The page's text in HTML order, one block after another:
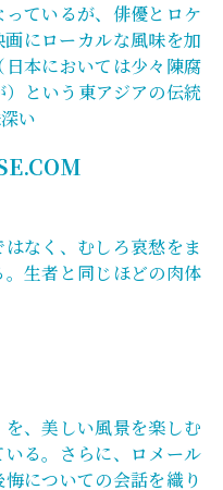
ているが、俳優とロケ
にローカルな風味を加
本においては少々陳腐
という東アジアの伝統
い
なく、むしろ哀愁をま
生者と同じほどの肉体
、美しい風景を楽しむ
る。さらに、ロメール
についての会話を織り